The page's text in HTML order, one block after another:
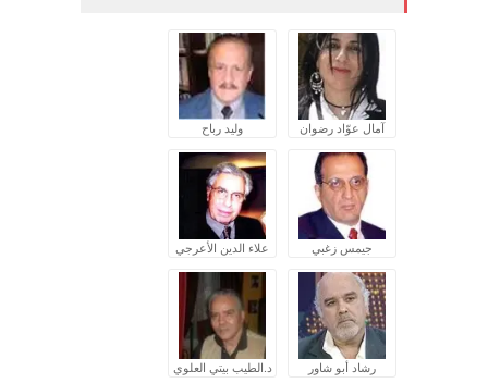
آمال عوّاد رضوان وليد رباح
جيمس زغبي علاء الدين الأعرجي
رشاد أبو شاور د.الطيب بيتي العلوي